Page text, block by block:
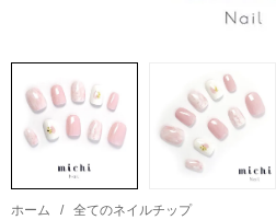
ホーム / 全てのネイルチップ